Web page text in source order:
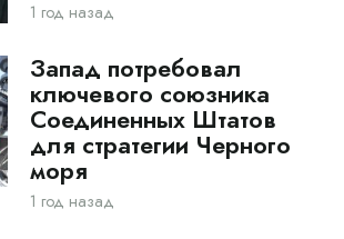
1 год назад
Запад потребовал
ключевого союзника
Соединенных Штатов
для стратегии Черного
моря
1 год назад